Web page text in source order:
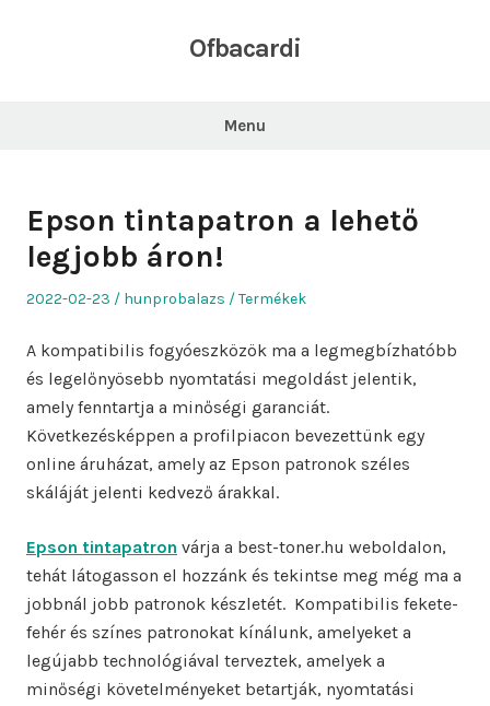
Ofbacardi
Menu
Epson tintapatron a lehető
legjobb áron!
Posted
2022-02-23 Author
hunprobalazs
Posted
Termékek
A kompatibilis fogyóeszközök ma a legmegbízhatóbb
és legelőnyösebb nyomtatási megoldást jelentik,
amely fenntartja a minőségi garanciát.
Következésképpen a profilpiacon bevezettünk egy
online áruházat, amely az Epson patronok széles
skáláját jelenti kedvező árakkal.
Epson tintapatron várja a best-toner.hu weboldalon,
tehát látogasson el hozzánk és tekintse meg még ma a
jobbnál jobb patronok készletét. Kompatibilis fekete-
fehér és színes patronokat kínálunk, amelyeket a
legújabb technológiával terveztek, amelyek a
minőségi követelményeket betartják, nyomtatási